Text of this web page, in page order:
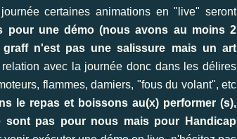
certaines animations en "live" seront
pour une démo (nous avons au moins 2
n'est pas une salissure mais un art
avec la journée donc dans les délires
flammes, damiers, "fous du volant", etc
le repas et boissons au(x) performer (s),
pas pour nous mais pour Handicap